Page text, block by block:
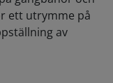
ett utrymme på
av